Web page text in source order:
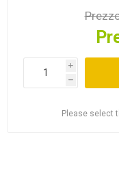
i
h
Please select